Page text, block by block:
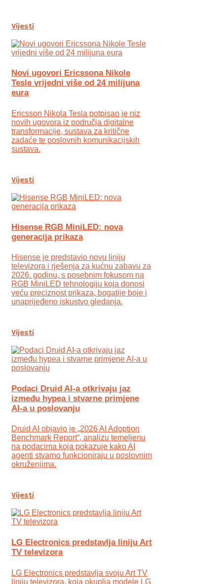
Vijesti
Novi ugovori Ericssona Nikole
Tesle vrijedni više od 24 milijuna
eura
Ericsson Nikola Tesla potpisao je niz
novih ugovora iz područja digitalne
transformacije, sustava za kritične
zadaće te poslovnih komunikacijskih
sustava.
Vijesti
Hisense RGB MiniLED: nova
generacija prikaza
Hisense je predstavio novu liniju
televizora i rješenja za kućnu zabavu za
2026. godinu, s posebnim fokusom na
RGB MiniLED tehnologiju koja donosi
veću preciznost prikaza, bogatije boje i
unaprijeđeno iskustvo gledanja.
Vijesti
Podaci Druid AI-a otkrivaju jaz
između hypea i stvarne primjene
AI-a u poslovanju
Druid AI objavio je „2026 AI Adoption
Benchmark Report“, analizu temeljenu
na podacima koja pokazuje kako AI
agenti stvarno funkcioniraju u poslovnim
okruženjima.
Vijesti
LG Electronics predstavlja liniju Art
TV televizora
LG Electronics predstavlja svoju Art TV
liniju televizora, koja okuplja modele LG